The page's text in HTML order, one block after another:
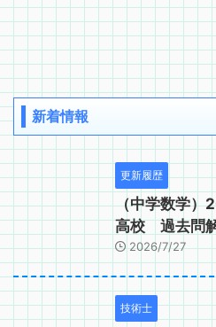
新着情報
更新履歴
（中学数学
高校 過去問
2026/7/27
技術士